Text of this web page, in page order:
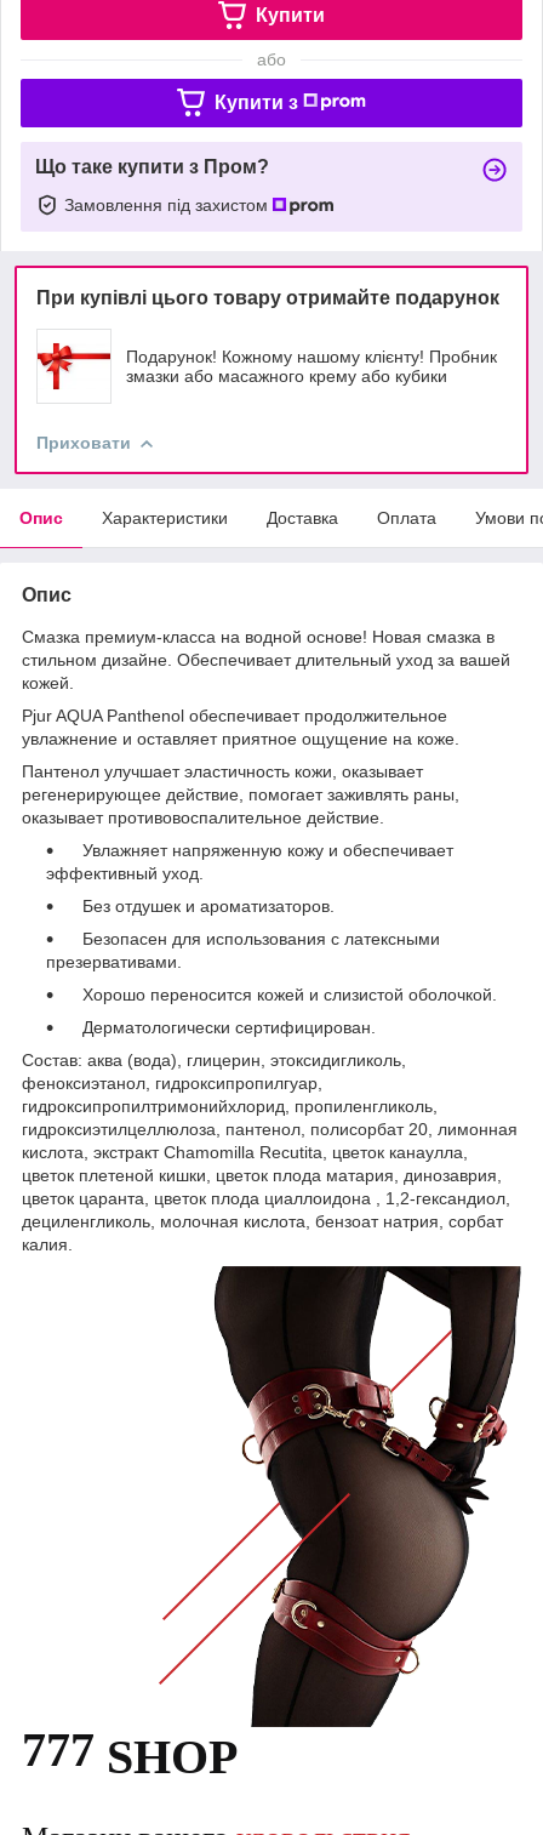
Купити
або
Купити з
Що таке купити з Пром?
Замовлення під захистом
При купівлі цього товару отримайте подарунок
Подарунок! Кожному нашому клієнту! Пробник
змазки або масажного крему або кубики
Приховати
Опис Характеристики Доставка Оплата Умови
Опис
Смазка премиум-класса на водной основе! Новая смазка в
стильном дизайне. Обеспечивает длительный уход за вашей
кожей.
Pjur AQUA Panthenol обеспечивает продолжительное
увлажнение и оставляет приятное ощущение на коже.
Пантенол улучшает эластичность кожи, оказывает
регенерирующее действие, помогает заживлять раны,
оказывает противовоспалительное действие.
Увлажняет напряженную кожу и обеспечивает
эффективный уход.
Без отдушек и ароматизаторов.
Безопасен для использования с латексными
презервативами.
Хорошо переносится кожей и слизистой оболочкой.
Дерматологически сертифицирован.
Состав: аква (вода), глицерин, этоксидигликоль,
феноксиэтанол, гидроксипропилгуар,
гидроксипропилтримонийхлорид, пропиленгликоль,
гидроксиэтилцеллюлоза, пантенол, полисорбат 20, лимонная
кислота, экстракт Chamomilla Recutita, цветок канаулла,
цветок плетеной кишки, цветок плода матария, динозаврия,
цветок царанта, цветок плода циаллоидона , 1,2-гександиол,
дециленгликоль, молочная кислота, бензоат натрия, сорбат
калия.
777 SHOP